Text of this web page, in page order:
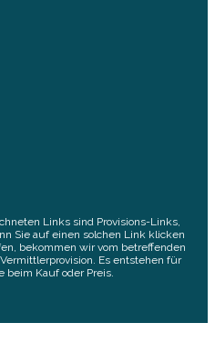
Links sind Provisions-Links,
Sie auf einen solchen Link klicken
bekommen wir vom betreffenden
Es entstehen für
beim Kauf oder Preis.